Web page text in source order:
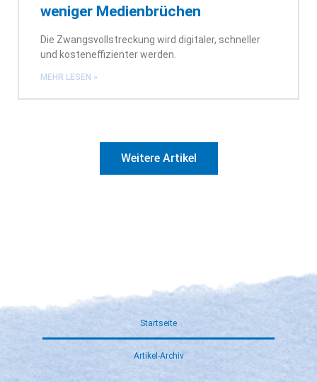
weniger Medienbrüchen
Die Zwangsvollstreckung wird digitaler, schneller
und kosteneffizienter werden.
MEHR LESEN »
Weitere Artikel
Startseite
Artikel-Archiv